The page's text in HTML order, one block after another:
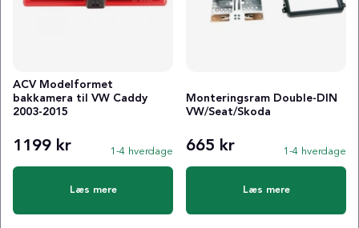
ACV Modelformet
bakkamera til VW Caddy
2003-2015
1199 kr 1-4 hverdage
Læs mere
Monteringsram Double-DIN
VW/Seat/Skoda
665 kr 1-4 hverdage
Læs mere